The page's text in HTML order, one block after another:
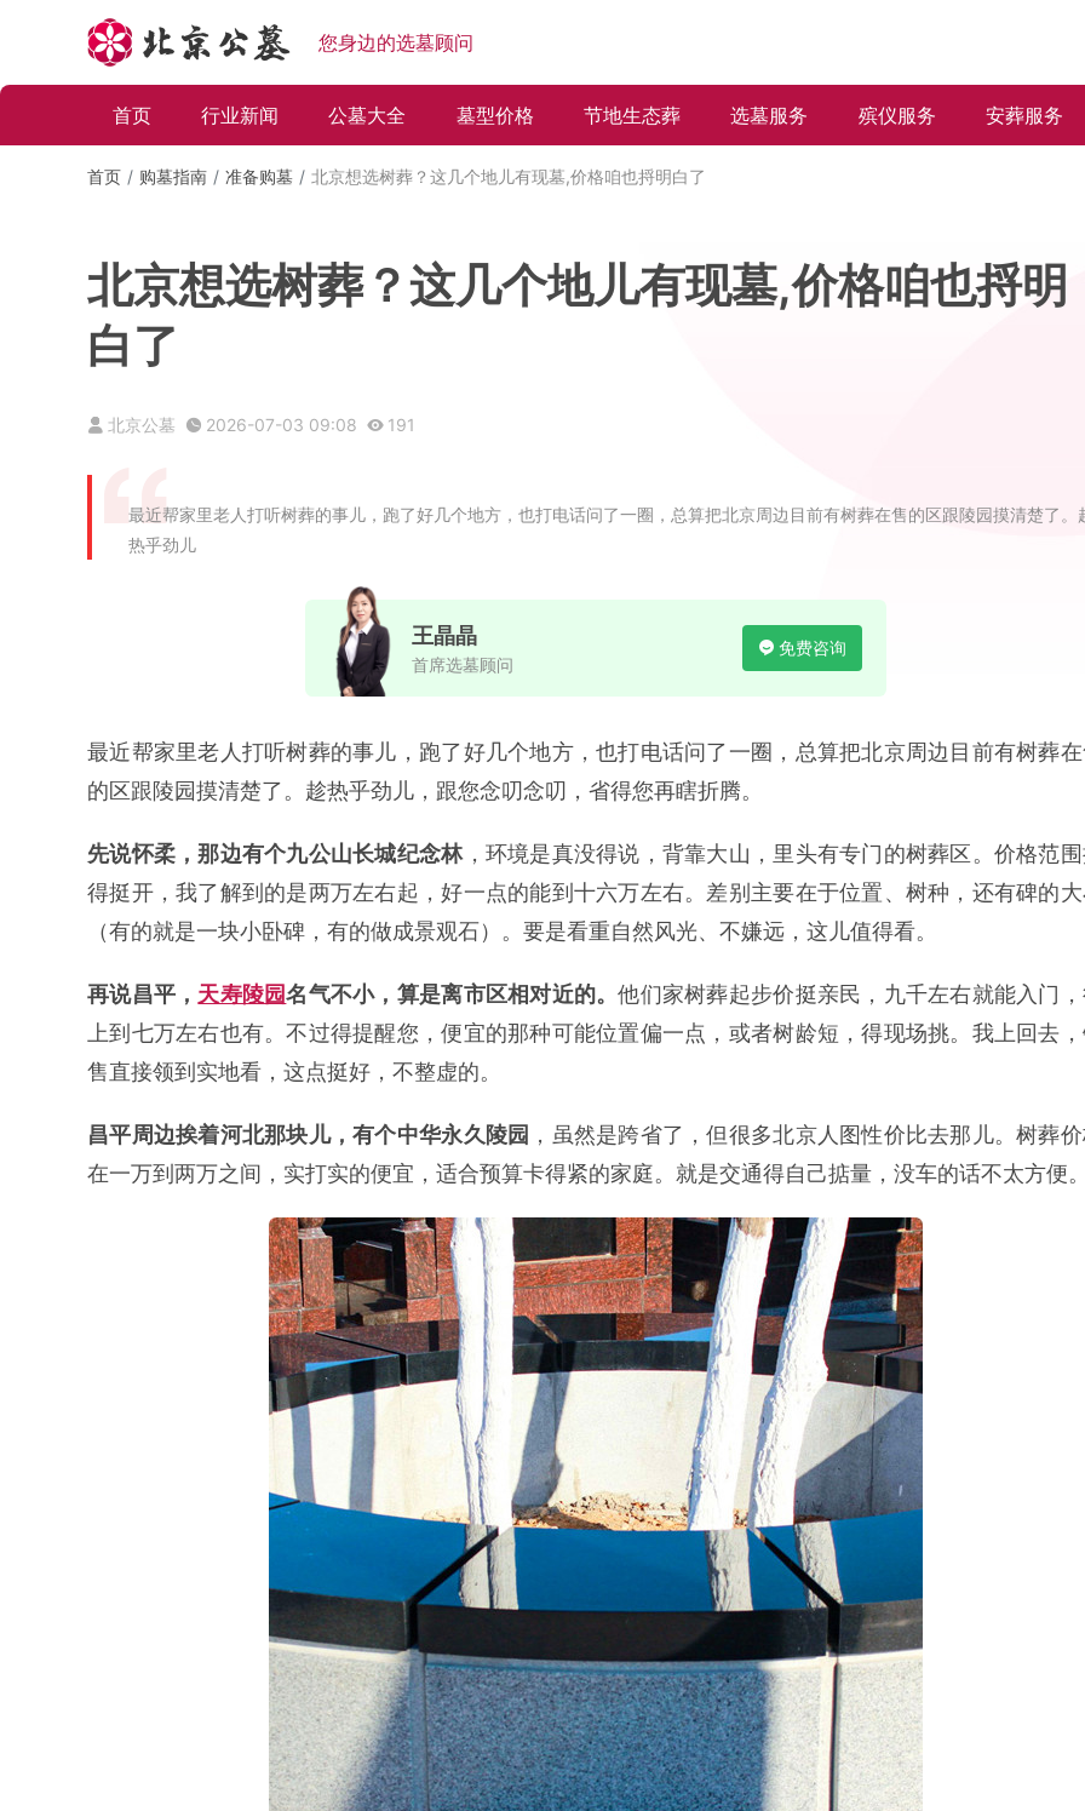
您身边的选墓顾问
首页 行业新闻 公墓大全 墓型价格 节地生态葬 选墓服务 殡仪服务 安葬服务
首页 购墓指南 准备购墓 北京想选树葬？这几个地儿有现墓,价格咱也捋明白了
北京想选树葬？这几个地儿有现墓,价格咱也捋明
白了
北京公墓 2026-07-03 09:08 191
最近帮家里老人打听树葬的事儿，跑了好几个地方，也打电话问了一圈，总算把北京周边目前有树葬在售的区跟陵园摸清楚了。
热乎劲儿
王晶晶
首席选墓顾问
免费咨询
最近帮家里老人打听树葬的事儿，跑了好几个地方，也打电话问了一圈，总算把北京周边目前有树葬
的区跟陵园摸清楚了。趁热乎劲儿，跟您念叨念叨，省得您再瞎折腾。
先说怀柔，那边有个九公山长城纪念林，环境是真没得说，背靠大山，里头有专门的树葬区。价格范
得挺开，我了解到的是两万左右起，好一点的能到十六万左右。差别主要在于位置、树种，还有碑的
（有的就是一块小卧碑，有的做成景观石）。要是看重自然风光、不嫌远，这儿值得看。
再说昌平， 天寿陵园名气不小，算是离市区相对近的。他们家树葬起步价挺亲民，九千左右就能入门
上到七万左右也有。不过得提醒您，便宜的那种可能位置偏一点，或者树龄短，得现场挑。我上回去
售直接领到实地看，这点挺好，不整虚的。
昌平周边挨着河北那块儿，有个中华永久陵园 ，虽然是跨省了，但很多北京人图性价比去那儿。树葬
在一万到两万之间，实打实的便宜，适合预算卡得紧的家庭。就是交通得自己掂量，没车的话不太方便